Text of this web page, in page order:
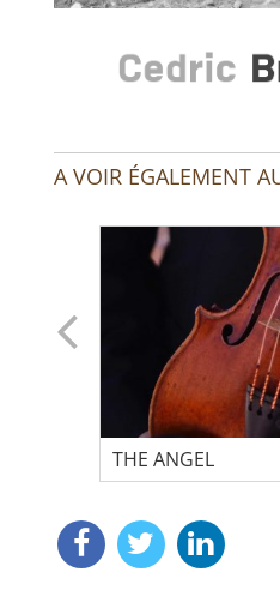
A VOIR ÉGALEMENT
THE ANGEL